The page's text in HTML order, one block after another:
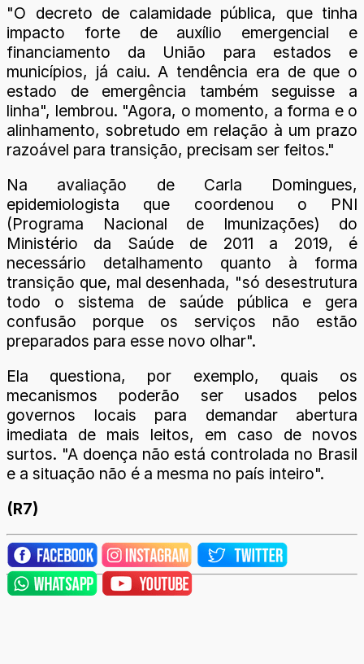
"O decreto de calamidade pública, que tinha
impacto forte de auxílio emergencial e
financiamento da União para estados e
municípios, já caiu. A tendência era de que o
estado de emergência também seguisse a
linha", lembrou. "Agora, o momento, a forma e o
alinhamento, sobretudo em relação à um prazo
razoável para transição, precisam ser feitos."
Na avaliação de Carla Domingues,
epidemiologista que coordenou o PNI
(Programa Nacional de Imunizações) do
Ministério da Saúde de 2011 a 2019, é
necessário detalhamento quanto à forma
transição que, mal desenhada, "só desestrutura
todo o sistema de saúde pública e gera
confusão porque os serviços não estão
preparados para esse novo olhar".
Ela questiona, por exemplo, quais os
mecanismos poderão ser usados pelos
governos locais para demandar abertura
imediata de mais leitos, em caso de novos
surtos. "A doença não está controlada no Brasil
e a situação não é a mesma no país inteiro".
(R7)